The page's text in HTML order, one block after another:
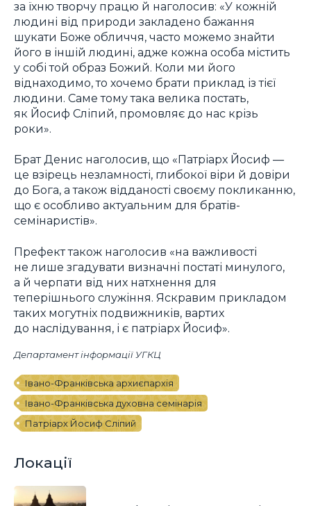
за їхню творчу працю й наголосив: «У кожній
людині від природи закладено бажання
шукати Боже обличчя, часто можемо знайти
його в іншій людині, адже кожна особа містить
у собі той образ Божий. Коли ми його
віднаходимо, то хочемо брати приклад із тієї
людини. Саме тому така велика постать,
як Йосиф Сліпий, промовляє до нас крізь
роки».
Брат Денис наголосив, що «Патріарх Йосиф —
це взірець незламності, глибокої віри й довіри
до Бога, а також відданості своєму покликанню,
що є особливо актуальним для братів-
семінаристів».
Префект також наголосив «на важливості
не лише згадувати визначні постаті минулого,
а й черпати від них натхнення для
теперішнього служіння. Яскравим прикладом
таких могутніх подвижників, вартих
до наслідування, і є патріарх Йосиф».
Департамент інформації УГКЦ
Івано-Франківська архиєпархія
Івано-Франківська духовна семінарія
Патріарх Йосиф Сліпий
Локації